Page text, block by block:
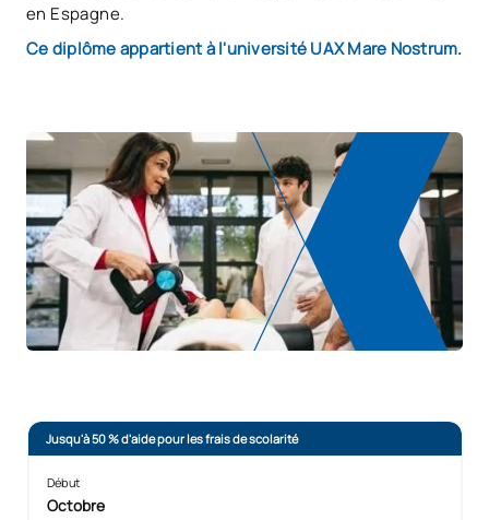
en Espagne.
Ce diplôme appartient à l'université UAX Mare Nostrum.
Jusqu'à 50 % d'aide pour les frais de scolarité
Début
Octobre